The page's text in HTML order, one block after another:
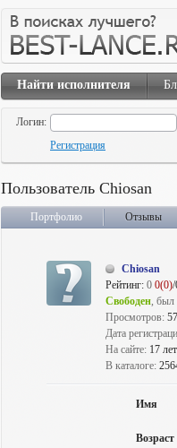
Найти исполнителя
Логин:
Регистрация
Пользователь Chiosan
Портфолио Отзывы
Chiosan
Рейтинг: 0 0(0)/
Свободен, был
Просмотров: 57
Дата
На сайте: 17
В каталоге:
Имя
Возраст